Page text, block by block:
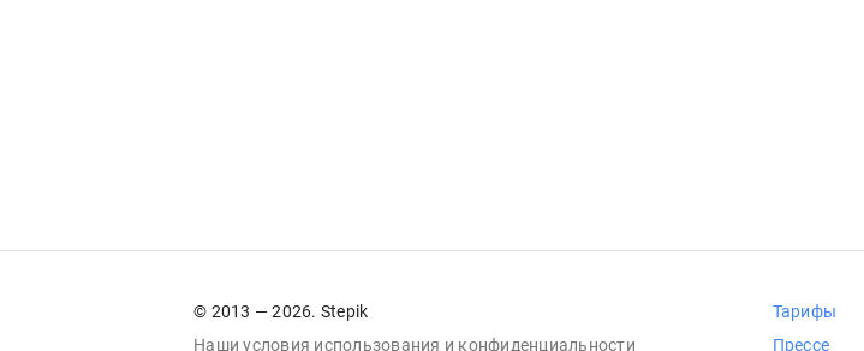
© 2013 — 2026. Stepik
Наши условия использования и конфиденциальности
Тарифы
Прессе